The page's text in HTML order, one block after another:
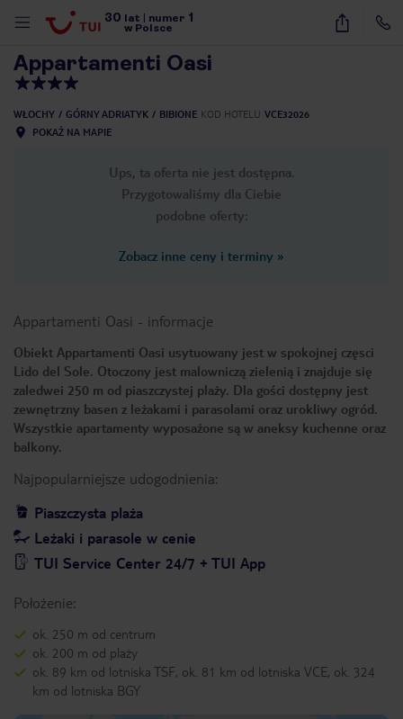
30 lat numer 1
w Polsce
19
Appartamenti Oasi
WŁOCHY GÓRNY ADRIATYK BIBIONE KOD HOTELU VCE32026
POKAŻ NA MAPIE
Ups, ta oferta nie jest dostępna.
Przygotowaliśmy dla Ciebie
podobne oferty:
Zobacz inne ceny i terminy »
Appartamenti Oasi - informacje
Obiekt Appartamenti Oasi usytuowany jest w spokojnej częsci
Lido del Sole. Otoczony jest malowniczą zielenią i znajduje się
zaledwei 250 m od piaszczystej plaży. Dla gości dostępny jest
zewnętrzny basen z leżakami i parasolami oraz urokliwy ogród.
Wszystkie apartamenty wyposażone są w aneksy kuchenne oraz
balkony.
Najpopularniejsze udogodnienia:
Piaszczysta plaża
Leżaki i parasole w cenie
TUI Service Center 24/7 + TUI App
Położenie:
ok. 250 m od centrum
ok. 200 m od plaży
ok. 89 km od lotniska TSF, ok. 81 km od lotniska VCE, ok. 324
km od lotniska BGY